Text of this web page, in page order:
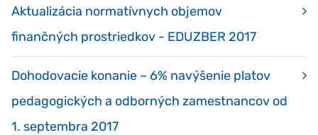
Aktualizácia normatívnych objemov
finančných prostriedkov - EDUZBER 2017
Dohodovacie konanie – 6% navýšenie platov
pedagogických a odborných zamestnancov od
1. septembra 2017